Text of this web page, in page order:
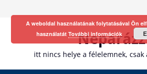
Neparázz
itt nincs helye a félelemnek, csak
A weboldal használatának folytatásával Ön
használatát További információk